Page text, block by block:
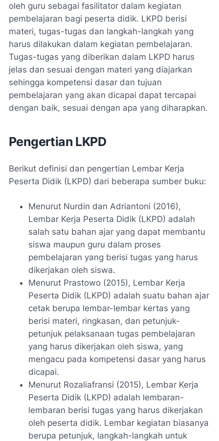
oleh guru sebagai fasilitator dalam kegiatan
pembelajaran bagi peserta didik. LKPD berisi
materi, tugas-tugas dan langkah-langkah yang
harus dilakukan dalam kegiatan pembelajaran.
Tugas-tugas yang diberikan dalam LKPD harus
jelas dan sesuai dengan materi yang diajarkan
sehingga kompetensi dasar dan tujuan
pembelajaran yang akan dicapai dapat tercapai
dengan baik, sesuai dengan apa yang diharapkan.
Pengertian LKPD
Berikut definisi dan pengertian Lembar Kerja
Peserta Didik (LKPD) dari beberapa sumber buku:
Menurut Nurdin dan Adriantoni (2016),
Lembar Kerja Peserta Didik (LKPD) adalah
salah satu bahan ajar yang dapat membantu
siswa maupun guru dalam proses
pembelajaran yang berisi tugas yang harus
dikerjakan oleh siswa.
Menurut Prastowo (2015), Lembar Kerja
Peserta Didik (LKPD) adalah suatu bahan ajar
cetak berupa lembar-lembar kertas yang
berisi materi, ringkasan, dan petunjuk-
petunjuk pelaksanaan tugas pembelajaran
yang harus dikerjakan oleh siswa, yang
mengacu pada kompetensi dasar yang harus
dicapai.
Menurut Rozaliafransi (2015), Lembar Kerja
Peserta Didik (LKPD) adalah lembaran-
lembaran berisi tugas yang harus dikerjakan
oleh peserta didik. Lembar kegiatan biasanya
berupa petunjuk, langkah-langkah untuk